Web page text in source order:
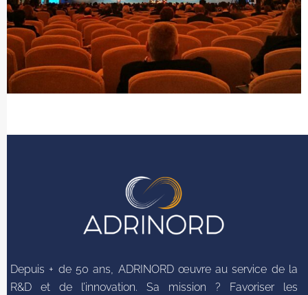
Depuis + de 50 ans, ADRINORD œuvre au service de la
R&D et de l’innovation. Sa mission ? Favoriser les